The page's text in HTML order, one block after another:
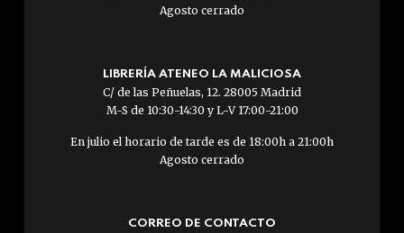
Agosto cerrado
LIBRERÍA ATENEO LA MALICIOSA
C/ de las Peñuelas, 12. 28005 Madrid
M-S de 10:30-14:30 y L-V 17:00-21:00
En julio el horario de tarde es de 18:00h a 21:00h
Agosto cerrado
CORREO DE CONTACTO